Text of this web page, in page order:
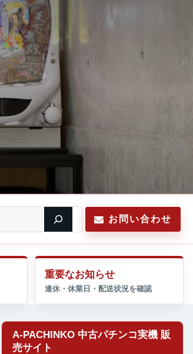
お問い合わせ
重要なお知らせ
A-PACHINKO 中古パチンコ実機 販
売サイト